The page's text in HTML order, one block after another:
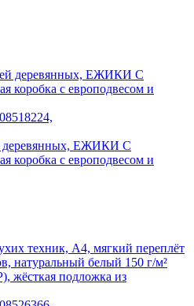
деревянных, ЕЖИКИ С
с европодвесом и